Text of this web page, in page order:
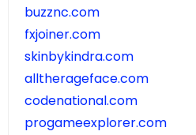
buzznc.com
fxjoiner.com
skinbykindra.com
alltherageface.com
codenational.com
progameexplorer.com